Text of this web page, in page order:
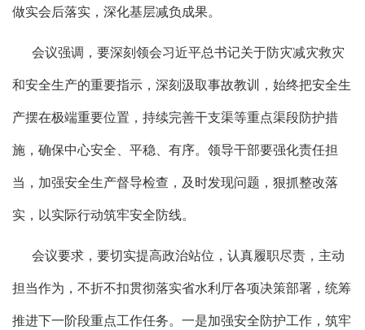
做实会后落实，深化基层减负成果。
会议强调，要深刻领会习近平总书记关于防灾减灾救灾
和安全生产的重要指示，深刻汲取事故教训，始终把安全生
产摆在极端重要位置，持续完善干支渠等重点渠段防护措
施，确保中心安全、平稳、有序。领导干部要强化责任担
当，加强安全生产督导检查，及时发现问题，狠抓整改落
实，以实际行动筑牢安全防线。
会议要求，要切实提高政治站位，认真履职尽责，主动
担当作为，不折不扣贯彻落实省水利厅各项决策部署，统筹
推进下一阶段重点工作任务。一是加强安全防护工作，筑牢